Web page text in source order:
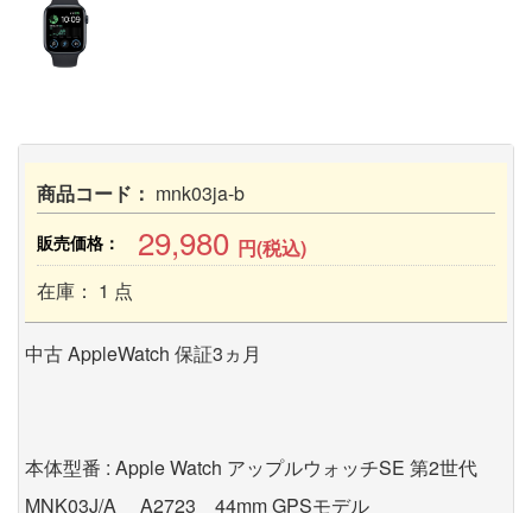
商品コード： mnk03ja-b
販売価格： 29,980 円(税込)
在庫： 1 点
中古 AppleWatch 保証3ヵ月
本体型番 : Apple Watch アップルウォッチSE 第2世代
MNK03J/A A2723 44mm GPSモデル